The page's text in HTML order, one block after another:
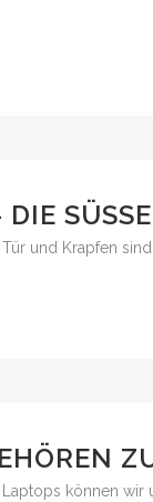
und Krapfen
können wir